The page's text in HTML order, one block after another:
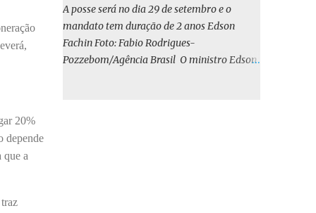
20%
depende
que a
em iene japonês é mais vantajosa sob os
aspectos econômico e financeiro. Embora o
custo dos juros em dólares possa parecer
inferior no curto prazo, a opção pelo iene
A posse será no dia 29 de setembro e o
mandato tem duração de 2 anos Edson
Fachin Foto: Fabio Rodrigues-
Pozzebom/Agência Brasil O ministro Edson